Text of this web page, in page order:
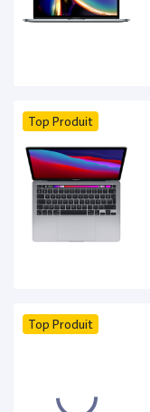
Top Produit
Top Produit